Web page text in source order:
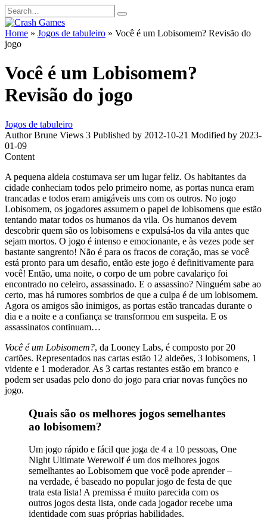
Skip
to
content
Search
for:
Home » Jogos de tabuleiro » Você é um Lobisomem? Revisão do
jogo
Você é um Lobisomem?
Revisão do jogo
Jogos de tabuleiro
Author Brune Views 3 Published by 2012-10-21 Modified by 2023-
01-09
Content
A pequena aldeia costumava ser um lugar feliz. Os habitantes da
cidade conheciam todos pelo primeiro nome, as portas nunca eram
trancadas e todos eram amigáveis ​​uns com os outros. No jogo
Lobisomem, os jogadores assumem o papel de lobisomens que estão
tentando matar todos os humanos da vila. Os humanos devem
descobrir quem são os lobisomens e expulsá-los da vila antes que
sejam mortos. O jogo é intenso e emocionante, e às vezes pode ser
bastante sangrento! Não é para os fracos de coração, mas se você
está pronto para um desafio, então este jogo é definitivamente para
você! Então, uma noite, o corpo de um pobre cavalariço foi
encontrado no celeiro, assassinado. E o assassino? Ninguém sabe ao
certo, mas há rumores sombrios de que a culpa é de um lobisomem.
Agora os amigos são inimigos, as portas estão trancadas durante o
dia e a noite e a confiança se transformou em suspeita. E os
assassinatos continuam…
Você é um Lobisomem?, da Looney Labs, é composto por 20
cartões. Representados nas cartas estão 12 aldeões, 3 lobisomens, 1
vidente e 1 moderador. As 3 cartas restantes estão em branco e
podem ser usadas pelo dono do jogo para criar novas funções no
jogo.
Quais são os melhores jogos semelhantes
ao lobisomem?
Um jogo rápido e fácil que joga de 4 a 10 pessoas, One
Night Ultimate Werewolf é um dos melhores jogos
semelhantes ao Lobisomem que você pode aprender –
na verdade, é baseado no popular jogo de festa de que
trata esta lista! A premissa é muito parecida com os
outros jogos desta lista, onde cada jogador recebe uma
identidade com suas próprias habilidades.